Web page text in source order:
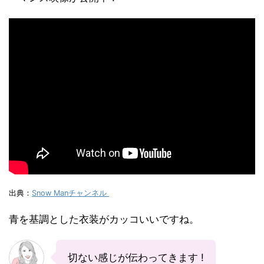
出典： Snow Manチャンネル
青を基調とした衣装がカッコいいですね。
切ない感じが伝わってきます !